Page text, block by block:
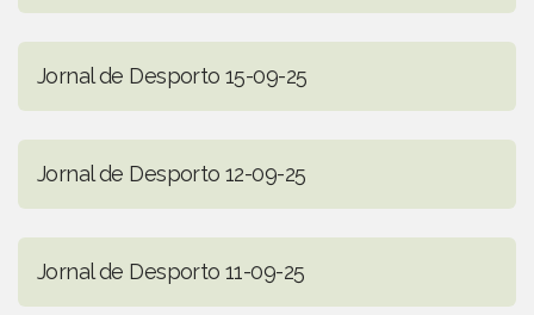
Jornal de Desporto 15-09-25
Jornal de Desporto 12-09-25
Jornal de Desporto 11-09-25